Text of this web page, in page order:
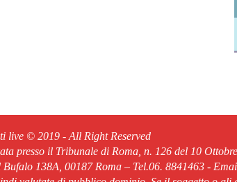
live © 2019 - All Right Reserved
presso il Tribunale di Roma, n. 126 del 10
138A, 00187 Roma – Tel.06. 8841463 -